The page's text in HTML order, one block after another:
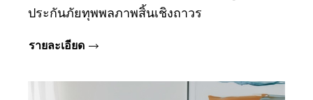
ประกันภัยทุพพลภาพสิ้นเชิงถาวร
รายละเอียด